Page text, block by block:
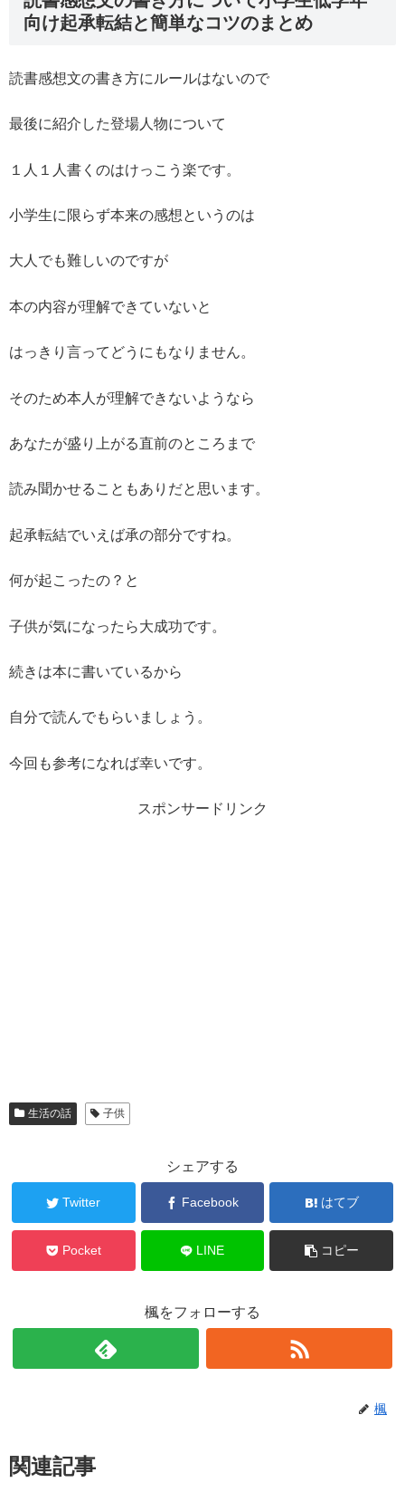
向け起承転結と簡単なコツのまとめ
読書感想文の書き方にルールはないので
最後に紹介した登場人物について
１人１人書くのはけっこう楽です。
小学生に限らず本来の感想というのは
大人でも難しいのですが
本の内容が理解できていないと
はっきり言ってどうにもなりません。
そのため本人が理解できないようなら
あなたが盛り上がる直前のところまで
読み聞かせることもありだと思います。
起承転結でいえば承の部分ですね。
何が起こったの？と
子供が気になったら大成功です。
続きは本に書いているから
自分で読んでもらいましょう。
今回も参考になれば幸いです。
スポンサードリンク
生活の話 子供
シェアする
Twitter Facebook はてブ
Pocket LINE コピー
楓をフォローする
楓
関連記事